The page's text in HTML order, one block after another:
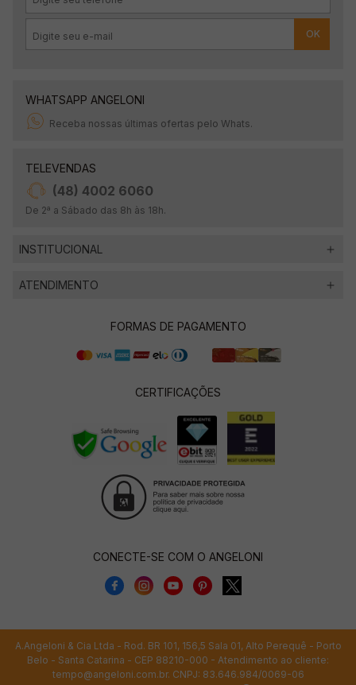
OK
WHATSAPP ANGELONI
Receba nossas últimas ofertas pelo Whats.
TELEVENDAS
(48) 4002 6060
De 2ª a Sábado das 8h às 18h.
INSTITUCIONAL
ATENDIMENTO
FORMAS DE PAGAMENTO
CERTIFICAÇÕES
CONECTE-SE COM O ANGELONI
A.Angeloni & Cia Ltda - Rod. BR 101, 156,5 Sala 01, Alto Perequê - Porto
Belo - Santa Catarina - CEP 88210-000 - Atendimento ao cliente:
tempo@angeloni.com.br. CNPJ: 83.646.984/0069-06